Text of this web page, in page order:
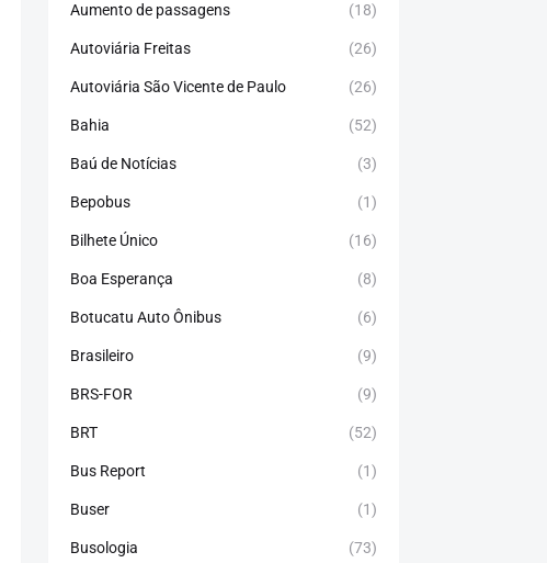
Aumento de passagens (18)
Autoviária Freitas (26)
Autoviária São Vicente de Paulo (26)
Bahia (52)
Baú de Notícias (3)
Bepobus (1)
Bilhete Único (16)
Boa Esperança (8)
Botucatu Auto Ônibus (6)
Brasileiro (9)
BRS-FOR (9)
BRT (52)
Bus Report (1)
Buser (1)
Busologia (73)